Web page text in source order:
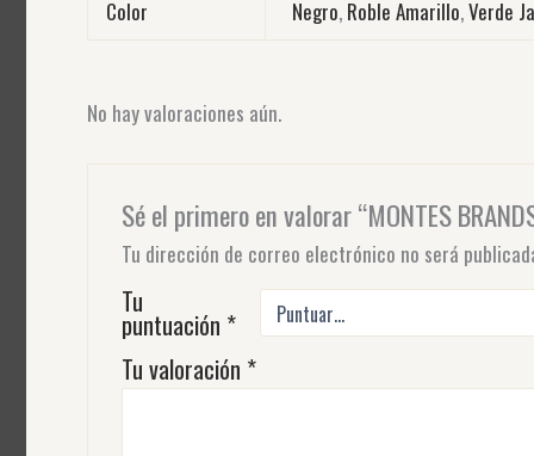
Color Negro, Roble Amarillo,Verde
No hay valoraciones aún.
Sé el primero en valorar “MONTES
Tu dirección de correo electrónico no será
Tu
puntuación *
Tu valoración *